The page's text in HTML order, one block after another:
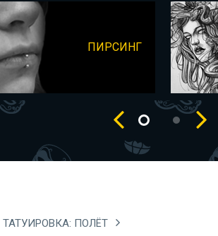
ПИРСИНГ
ТАТУИРОВКА: ПОЛЁТ